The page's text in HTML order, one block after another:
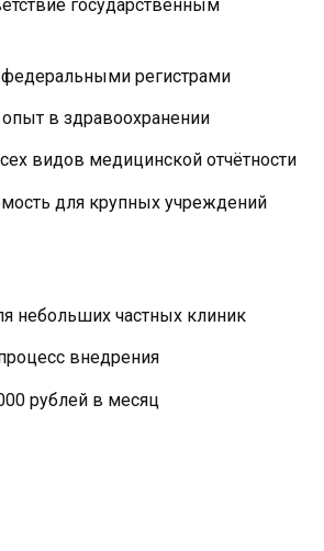
государственным
федеральными регистрами
в здравоохранении
видов медицинской отчётности
для крупных учреждений
небольших частных клиник
внедрения
рублей в месяц